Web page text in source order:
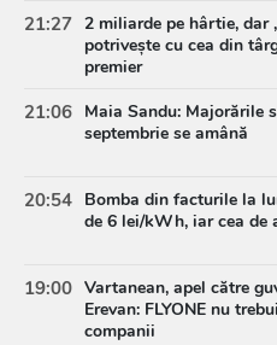
21:27 2 miliarde pe hârtie, dar
potrivește cu cea din
premier
21:06 Maia Sandu: Majorările
septembrie se amână
20:54 Bomba din facturile la
de 6 lei/kWh, iar cea de
19:00 Vartanean, apel către
Erevan: FLYONE nu
companii